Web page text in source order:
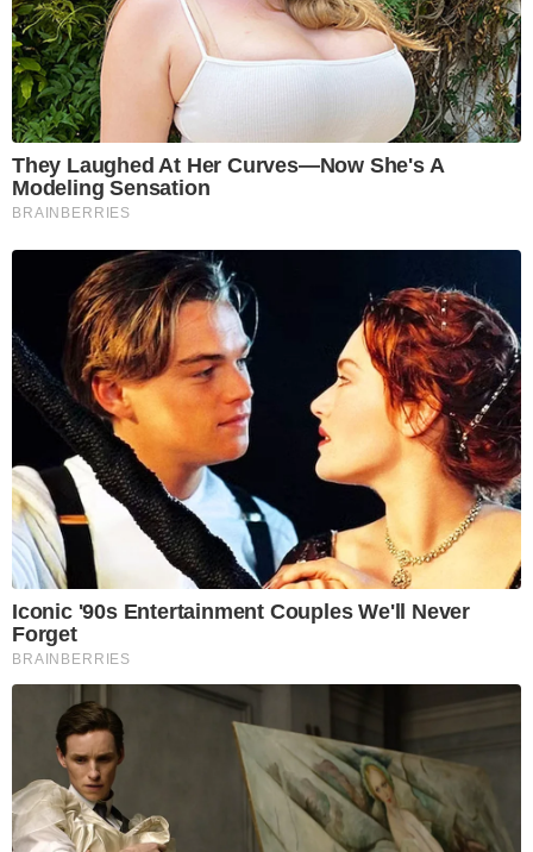
They Laughed At Her Curves—Now She's A
Modeling Sensation
BRAINBERRIES
Iconic '90s Entertainment Couples We'll Never
Forget
BRAINBERRIES